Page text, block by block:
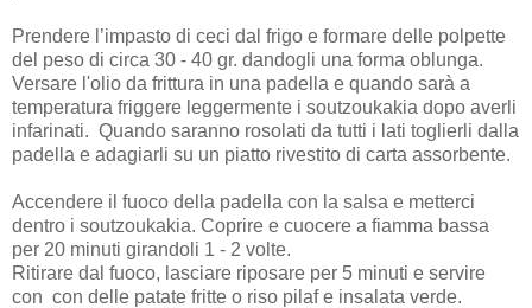
Prendere l’impasto di ceci dal frigo e formare delle polpette
del peso di circa 30 - 40 gr. dandogli una forma oblunga.
Versare l'olio da frittura in una padella e quando sarà a
temperatura friggere leggermente i soutzoukakia dopo averli
infarinati. Quando saranno rosolati da tutti i lati toglierli dalla
padella e adagiarli su un piatto rivestito di carta assorbente.
Accendere il fuoco della padella con la salsa e metterci
dentro i soutzoukakia. Coprire e cuocere a fiamma bassa
per 20 minuti girandoli 1 - 2 volte.
Ritirare dal fuoco, lasciare riposare per 5 minuti e servire
con con delle patate fritte o riso pilaf e insalata verde.